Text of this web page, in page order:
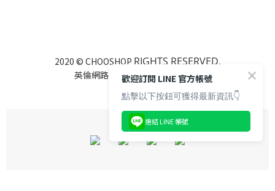
2020 © CHOOSHOP RIGHTS RESERVED.
英倫網路行銷有限公司 85122525
歡迎訂閱 LINE 官方帳號
點擊以下按鈕可獲得最新資訊👇
連結 LINE 帳號